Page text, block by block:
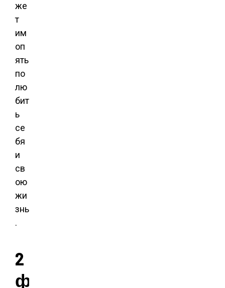
же
т
им
оп
ять
по
лю
бит
ь
се
бя
и
св
ою
жи
знь
.
2
ф